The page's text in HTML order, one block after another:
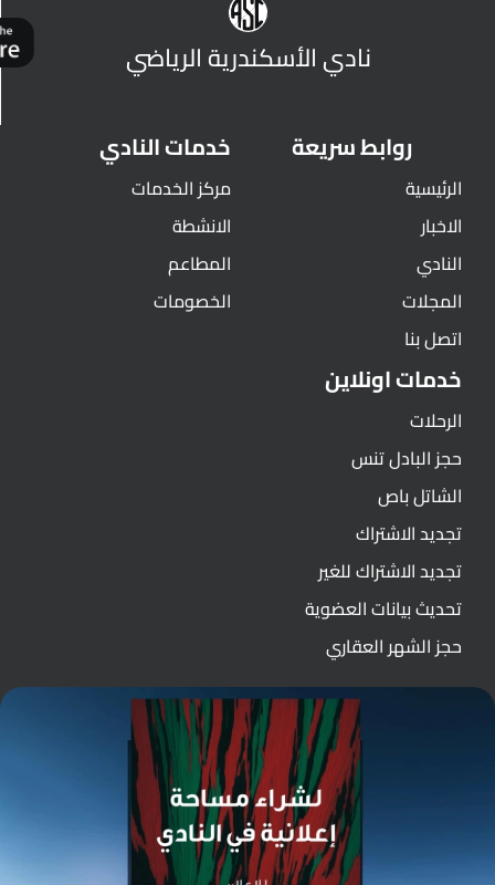
نادي الأسكندرية الرياضي
روابط سريعة
الرئيسية
الاخبار
النادي
المجلات
اتصل بنا
خدمات النادي
مركز الخدمات
الانشطة
المطاعم
الخصومات
خدمات اونلاين
الرحلات
حجز البادل تنس
الشاتل باص
تجديد الاشتراك
تجديد الاشتراك للغير
تحديث بيانات العضوية
حجز الشهر العقاري